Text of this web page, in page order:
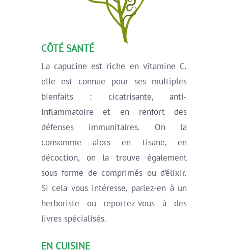
CÔTÉ SANTÉ
La capucine est riche en vitamine C,
elle est connue pour ses multiples
bienfaits : cicatrisante, anti-
inflammatoire et en renfort des
défenses immunitaires. On la
consomme alors en tisane, en
décoction, on la trouve également
sous forme de comprimés ou d’élixir.
Si cela vous intéresse, parlez-en à un
herboriste ou reportez-vous à des
livres spécialisés.
EN CUISINE